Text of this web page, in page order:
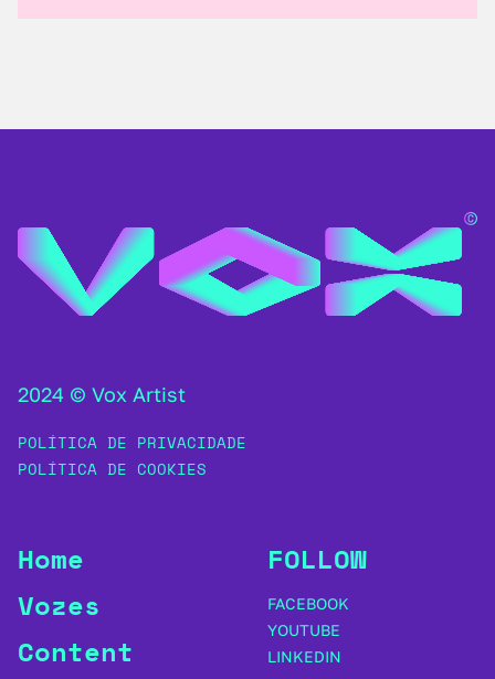
2024 © Vox Artist
POLÍTICA DE PRIVACIDADE
POLÍTICA DE COOKIES
Home
Vozes
Content
FOLLOW
FACEBOOK
YOUTUBE
LINKEDIN